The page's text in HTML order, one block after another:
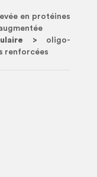
en protéines
> oligo-
renforcées